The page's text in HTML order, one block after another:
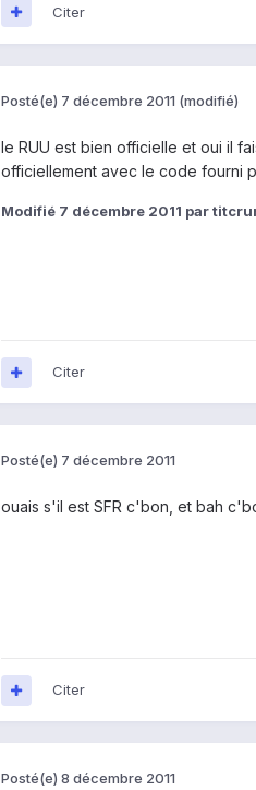
Citer
Posté(e) 7 décembre 2011 (modifié)
le RUU est bien officielle et oui il
officiellement avec le code fourni
Modifié 7 décembre 2011 par
Citer
Posté(e) 7 décembre 2011
ouais s'il est SFR c'bon, et bah
Citer
Posté(e) 8 décembre 2011